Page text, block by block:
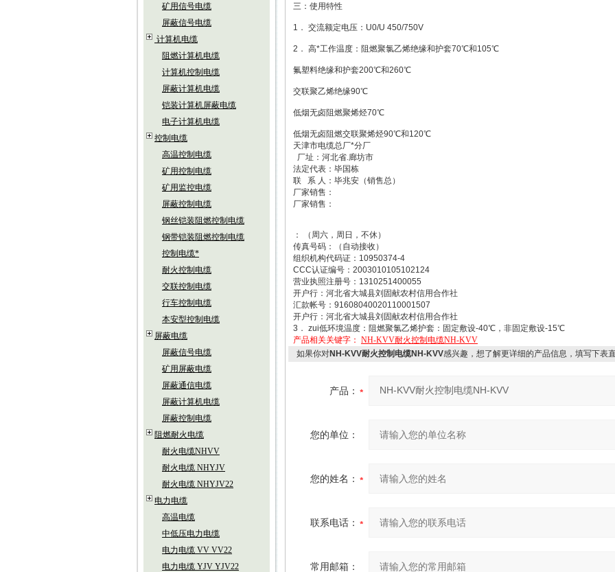
矿用信号电缆
屏蔽信号电缆
计算机电缆
阻燃计算机电缆
计算机控制电缆
屏蔽计算机电缆
铠装计算机屏蔽电缆
电子计算机电缆
控制电缆
高温控制电缆
矿用控制电缆
矿用监控电缆
屏蔽控制电缆
钢丝铠装阻燃控制电缆
钢带铠装阻燃控制电缆
控制电缆*
耐火控制电缆
交联控制电缆
行车控制电缆
本安型控制电缆
屏蔽电缆
屏蔽信号电缆
矿用屏蔽电缆
屏蔽通信电缆
屏蔽计算机电缆
屏蔽控制电缆
阻燃耐火电缆
耐火电缆NHVV
耐火电缆 NHYJV
耐火电缆 NHYJV22
电力电缆
高温电缆
中低压电力电缆
电力电缆 VV VV22
电力电缆 YJV YJV22
三：使用特性
1． 交流额定电压：U0/U 450/750V
2． 高*工作温度：阻燃聚氯乙烯绝缘和护套70℃和105℃
氟塑料绝缘和护套200℃和260℃
交联聚乙烯绝缘90℃
低烟无卤阻燃聚烯烃70℃
低烟无卤阻燃交联聚烯烃90℃和120℃
天津市电缆总厂*分厂
厂址：河北省.廊坊市
法定代表：毕国栋
联 系 人：毕兆安（销售总）
厂家销售：
厂家销售：
： （周六，周日，不休）
传真号码：（自动接收）
组织机构代码证：10950374-4
CCC认证编号：2003010105102124
营业执照注册号：1310251400055
开户行：河北省大城县刘固献农村信用合作社
汇款帐号：91608040020110001507
开户行：河北省大城县刘固献农村信用合作社
3． zui低环境温度：阻燃聚氯乙烯护套：固定敷设-40℃，非固定敷设-15℃
产品相关关键字： NH-KVV耐火控制电缆NH-KVV
如果你对NH-KVV耐火控制电缆NH-KVV感兴趣，想了解更详细的产品信息，填写下表
产品：
您的单位：
您的姓名：
联系电话：
常用邮箱：